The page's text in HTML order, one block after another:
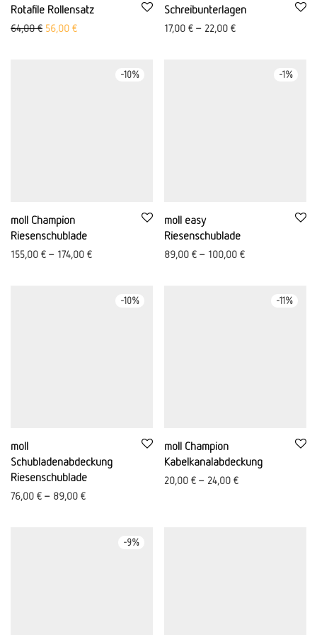
Rotafile Rollensatz
64,00€ Ursprünglicher Preis war: 64,00 €
56,00 €Aktueller Preis ist: 56,00 €.
Schreibunterlagen
17,00 € – 22,00 €
-10%
moll Champion
Riesenschublade
155,00 € – 174,00 €
-1%
moll easy
Riesenschublade
89,00 € – 100,00 €
-10%
moll
Schubladenabdeckung
Riesenschublade
76,00 € – 89,00 €
-11%
moll Champion
Kabelkanalabdeckung
20,00 € – 24,00 €
-9%